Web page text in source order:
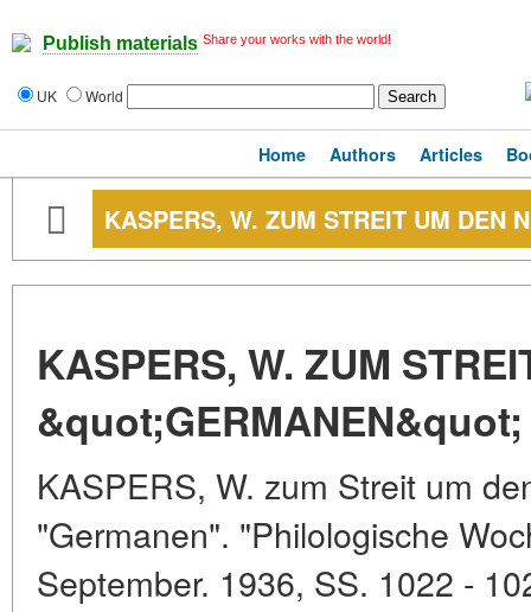
Publish materials Share your works with the world!
UK World
Home Authors Articles
KASPERS, W. ZUM STREIT UM DEN
KASPERS, W. ZUM
&quot;GERMANEN&quot;
KASPERS, W. zum Streit um
"Germanen". "Philologische
September. 1936, SS. 1022 -